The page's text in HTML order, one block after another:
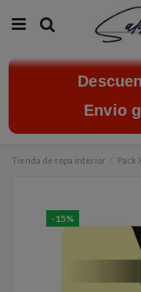
Envio
Tienda de ropa interior Pack
-15%